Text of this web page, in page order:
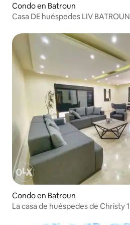
Condo en Batroun
Casa DE huéspedes LIV BATROUN
Condo en Batroun
La casa de huéspedes de Christy 1